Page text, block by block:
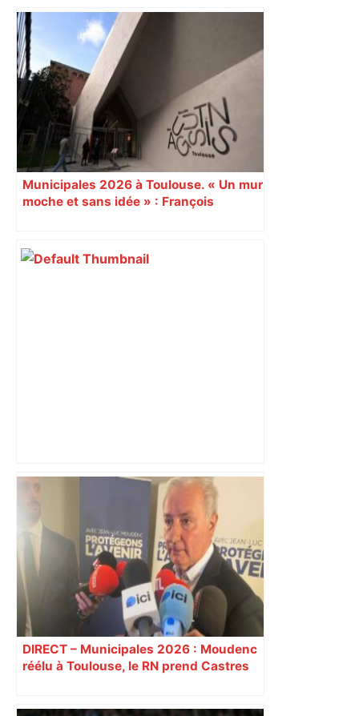
"C’est l’une des plus fortes
fréquentations du circuit" : Toulouse
est-elle la capitale du poker amateur –
ladepeche.fr
Municipales 2026 à Toulouse. « Un mur
moche et sans idée » : François
Augustins
Il est humilié par le 452e joueur mondial
à Toulouse, un Français terrasse une
légende du tennis 4 jours plus tard –
ladepeche.fr
DIRECT – Municipales 2026 : Moudenc
réélu à Toulouse, le RN prend Castres